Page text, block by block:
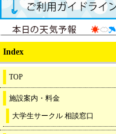
Index
TOP
施設案内・料金
大学生サークル 相談窓口